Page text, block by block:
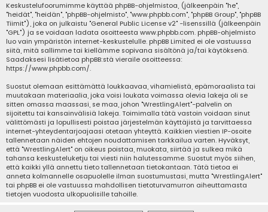
Keskustelufoorumimme käyttää phpBB-ohjelmistoa, (jälkeenpäin "he",
"heidät", "heidän", "phpBB-ohjelmisto", "www.phpbb.com", "phpBB Group", "phpBB
Tiimit"), joka on julkaistu "General Public License v2" -lisenssillä (jälkeenpäin
"GPL") ja se voidaan ladata osoitteesta www.phpbb.com. phpBB-ohjelmisto
luo vain ympäristön internet-keskustelulle. phpBB Limited ei ole vastuussa
siitä, mitä sallimme tai kiellämme sopivana sisältönä ja/tai käytöksenä.
Saadaksesi lisätietoa phpBB:stä vieraile osoitteessa:
https://www.phpbb.com/.
Suostut olemaan esittämättä loukkaavaa, vihamielistä, epämoraalista tai
muutakaan materiaalia, joka voisi loukata voimassa olevia lakeja oli se
sitten omassa maassasi, se maa, johon "WrestlingAlert"-palvelin on
sijoitettu tai kansainvälisiä lakeja. Toimimalla tätä vastoin voidaan sinut
välittömästi ja lopullisesti poistaa järjestelmän käyttäjistä ja tarvittaessa
internet-yhteydentarjoajaasi otetaan yhteyttä. Kaikkien viestien IP-osoite
tallennetaan näiden ehtojen noudattamisen tarkkailua varten. Hyväksyt,
että "WrestlingAlert" on oikeus poistaa, muokata, siirtää ja sulkea mikä
tahansa keskusteluketju tai viesti niin halutessamme. Suostut myös siihen,
että kaikki yllä annettu tieto tallennetaan tietokantaan. Tätä tietoa ei
anneta kolmannelle osapuolelle ilman suostumustasi, mutta "WrestlingAlert"
tai phpBB ei ole vastuussa mahdollisen tietoturvamurron aiheuttamasta
tietojen vuodosta ulkopuolisille tahoille.